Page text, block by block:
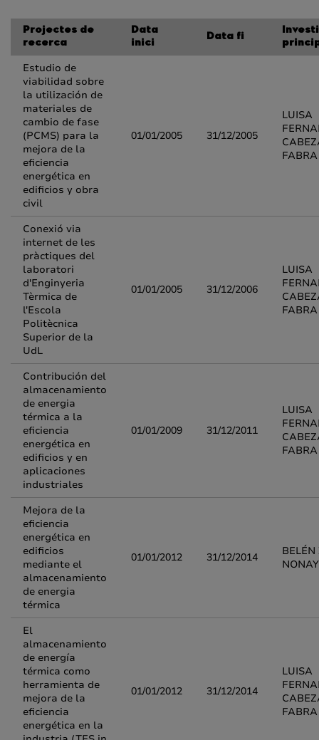
Projectes de
recerca
Data
inici
Data fi
Estudio de
viabilidad sobre
la utilización de
materiales de
cambio de fase
(PCMS) para la
mejora de la
eficiencia
energética en
edificios y obra
civil
01/01/2005 31/12/2005
LUISA
FABRA
Conexió via
internet de les
pràctiques del
laboratori
d'Enginyeria
Tèrmica de
l'Escola
Politècnica
Superior de la
UdL
01/01/2005 31/12/2006
LUISA
FABRA
Contribución del
almacenamiento
de energia
térmica a la
eficiencia
energética en
edificios y en
aplicaciones
industriales
01/01/2009 31/12/2011
LUISA
FABRA
Mejora de la
eficiencia
energética en
edificios
mediante el
almacenamiento
de energia
térmica
01/01/2012 31/12/2014
NONAY
El
almacenamiento
de energía
térmica como
herramienta de
mejora de la
eficiencia
energética en la
01/01/2012 31/12/2014
LUISA
FABRA